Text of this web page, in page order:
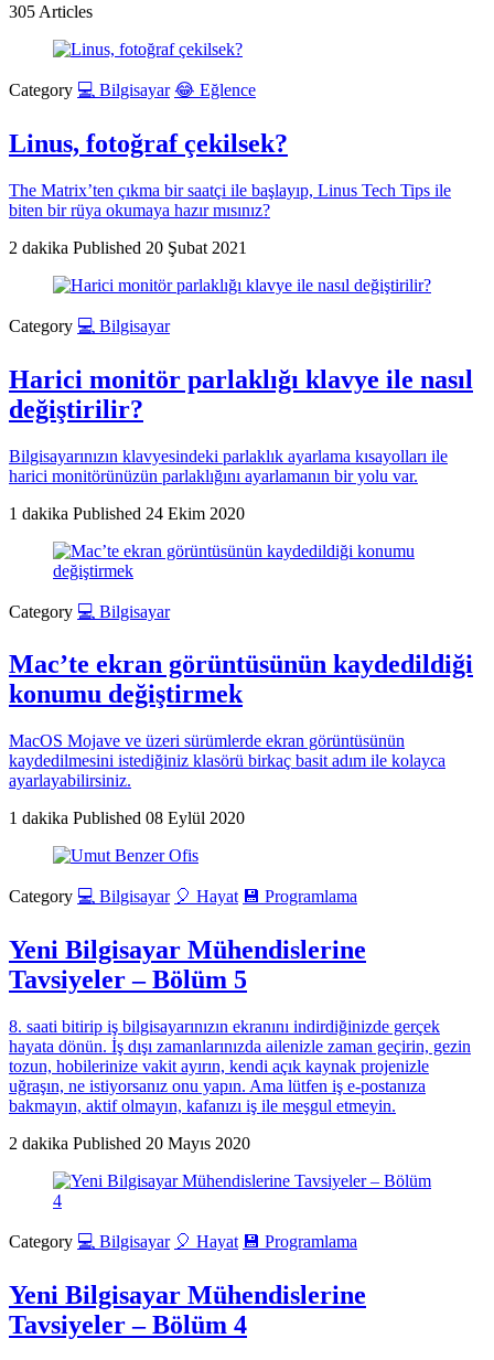
305 Articles
Category 💻 Bilgisayar 😂 Eğlence
Linus, fotoğraf çekilsek?
The Matrix’ten çıkma bir saatçi ile başlayıp, Linus Tech Tips ile
biten bir rüya okumaya hazır mısınız?
2 dakika Published 20 Şubat 2021
Category 💻 Bilgisayar
Harici monitör parlaklığı klavye ile nasıl
değiştirilir?
Bilgisayarınızın klavyesindeki parlaklık ayarlama kısayolları ile
harici monitörünüzün parlaklığını ayarlamanın bir yolu var.
1 dakika Published 24 Ekim 2020
Category 💻 Bilgisayar
Mac’te ekran görüntüsünün kaydedildiği
konumu değiştirmek
MacOS Mojave ve üzeri sürümlerde ekran görüntüsünün
kaydedilmesini istediğiniz klasörü birkaç basit adım ile kolayca
ayarlayabilirsiniz.
1 dakika Published 08 Eylül 2020
Category 💻 Bilgisayar 🎈 Hayat 💾 Programlama
Yeni Bilgisayar Mühendislerine
Tavsiyeler – Bölüm 5
8. saati bitirip iş bilgisayarınızın ekranını indirdiğinizde gerçek
hayata dönün. İş dışı zamanlarınızda ailenizle zaman geçirin, gezin
tozun, hobilerinize vakit ayırın, kendi açık kaynak projenizle
uğraşın, ne istiyorsanız onu yapın. Ama lütfen iş e-postanıza
bakmayın, aktif olmayın, kafanızı iş ile meşgul etmeyin.
2 dakika Published 20 Mayıs 2020
Category 💻 Bilgisayar 🎈 Hayat 💾 Programlama
Yeni Bilgisayar Mühendislerine
Tavsiyeler – Bölüm 4